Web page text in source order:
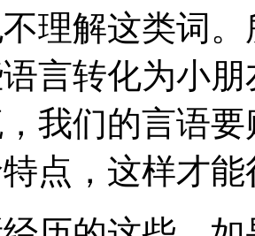
理解这类词
言转化为小
我们的言语
点，这样才